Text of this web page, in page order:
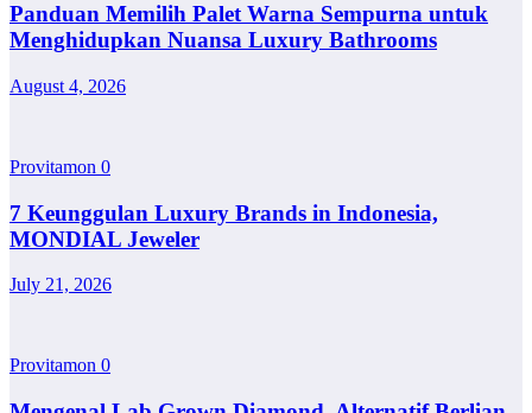
Panduan Memilih Palet Warna Sempurna untuk
Menghidupkan Nuansa Luxury Bathrooms
August 4, 2026
Provitamon 0
7 Keunggulan Luxury Brands in Indonesia,
MONDIAL Jeweler
July 21, 2026
Provitamon 0